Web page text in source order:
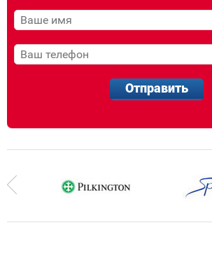
Отправить